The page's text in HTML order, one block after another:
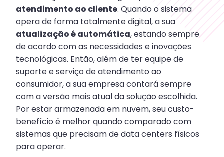
atendimento ao cliente. Quando o sistema
opera de forma totalmente digital, a sua
atualização é automática, estando sempre
de acordo com as necessidades e inovações
tecnológicas. Então, além de ter equipe de
suporte e serviço de atendimento ao
consumidor, a sua empresa contará sempre
com a versão mais atual da solução escolhida.
Por estar armazenada em nuvem, seu custo-
benefício é melhor quando comparado com
sistemas que precisam de data centers físicos
para operar.